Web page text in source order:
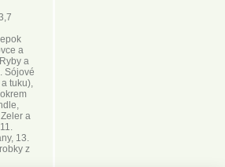
a
a
Sójové
tuku),
a
13.
z